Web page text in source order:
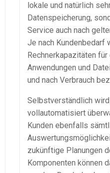
lokale und natürlich
Datenspeicherung,
Service auch nach
Je nach Kundenbedarf
Rechnerkapazitäten
Anwendungen und
und nach Verbrauch
Selbstverständlich
vollautomatisiert
Kunden ebenfalls
zukünftige Planungen
Komponenten können